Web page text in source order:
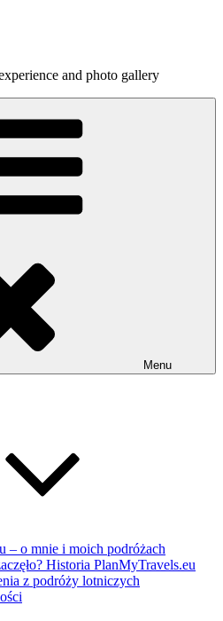
and photo gallery
Menu
– o mnie i moich podróżach
Historia PlanMyTravels.eu
z podróży lotniczych